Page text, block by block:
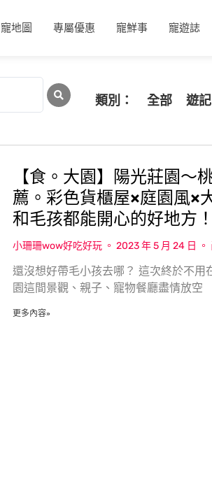
寵地圖 專屬優惠 寵鮮事 寵遊誌
類別： 全部 遊記
【食。大園】陽光莊園〜
薦。彩色貨櫃屋×庭園風×
和毛孩都能開心的好地方！
小珊珊wow好吃好玩 2023 年 5 月 24 日
還沒想好帶毛小孩去哪？ 這次終於不用
園這間景觀、親子、寵物餐廳盡情放空
更多內容»